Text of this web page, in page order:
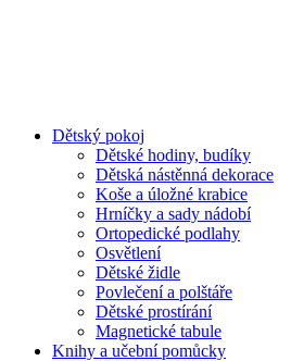
Dětský pokoj
Dětské hodiny, budíky
Dětská nástěnná dekorace
Koše a úložné krabice
Hrníčky a sady nádobí
Ortopedické podlahy
Osvětlení
Dětské židle
Povlečení a polštáře
Dětské prostírání
Magnetické tabule
Knihy a učební pomůcky